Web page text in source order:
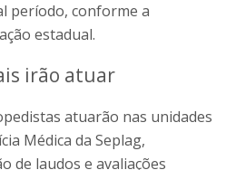
período, conforme a
estadual.
irão atuar
atuarão nas unidades
Médica da Seplag,
de laudos e avaliações